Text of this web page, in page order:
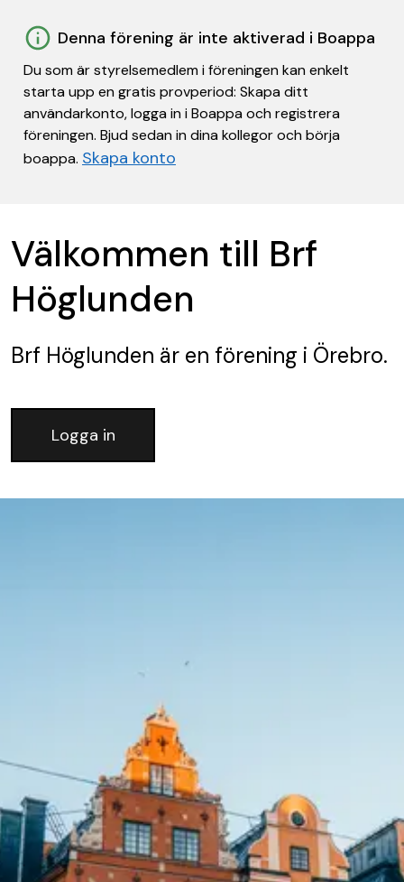
Denna förening är inte aktiverad i Boappa
Du som är styrelsemedlem i föreningen kan enkelt
starta upp en gratis provperiod: Skapa ditt
användarkonto, logga in i Boappa och registrera
föreningen. Bjud sedan in dina kollegor och börja
boappa. Skapa konto
Välkommen till Brf
Höglunden
Brf Höglunden är en förening i Örebro.
Logga in